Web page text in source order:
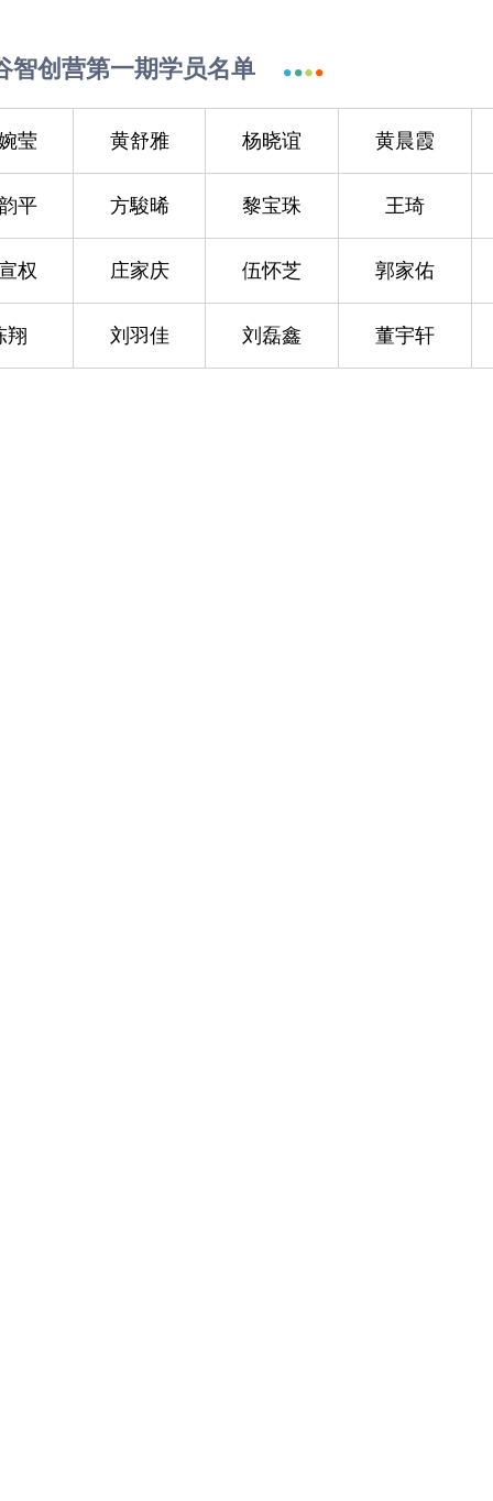
智创营第一期学员名单
莹 黄舒雅 杨晓谊 黄晨霞
平 方駿晞 黎宝珠 王琦
权 庄家庆 伍怀芝 郭家佑
翔 刘羽佳 刘磊鑫 董宇轩